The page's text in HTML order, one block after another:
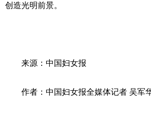
创造光明前景。
来源：中国妇女报
作者：中国妇女报全媒体记者 吴军